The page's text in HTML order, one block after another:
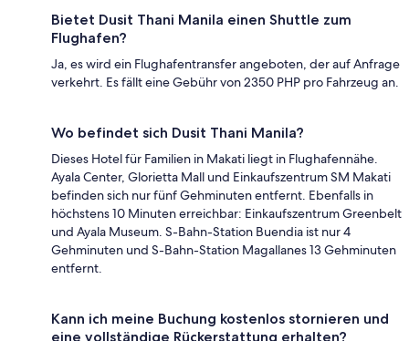
Bietet Dusit Thani Manila einen Shuttle zum
Flughafen?
Ja, es wird ein Flughafentransfer angeboten, der auf Anfrage
verkehrt. Es fällt eine Gebühr von 2350 PHP pro Fahrzeug an.
Wo befindet sich Dusit Thani Manila?
Dieses Hotel für Familien in Makati liegt in Flughafennähe.
Ayala Center, Glorietta Mall und Einkaufszentrum SM Makati
befinden sich nur fünf Gehminuten entfernt. Ebenfalls in
höchstens 10 Minuten erreichbar: Einkaufszentrum Greenbelt
und Ayala Museum. S-Bahn-Station Buendia ist nur 4
Gehminuten und S-Bahn-Station Magallanes 13 Gehminuten
entfernt.
Kann ich meine Buchung kostenlos stornieren und
eine vollständige Rückerstattung erhalten?